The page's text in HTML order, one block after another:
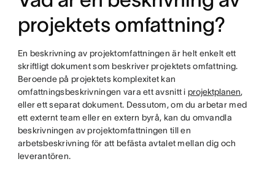
projektets omfattning?
En beskrivning av projektomfattningen är helt enkelt ett
skriftligt dokument som beskriver projektets omfattning.
Beroende på projektets komplexitet kan
omfattningsbeskrivningen vara ett avsnitt i projektplanen,
eller ett separat dokument. Dessutom, om du arbetar med
ett externt team eller en extern byrå, kan du omvandla
beskrivningen av projektomfattningen till en
arbetsbeskrivning för att befästa avtalet mellan dig och
leverantören.